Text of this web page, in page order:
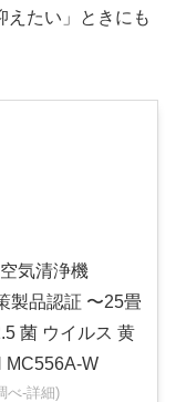
えたい」ときにも
気清浄機
製品認証 〜25畳
菌 ウイルス 黄
MC556A-W
べ-詳細)